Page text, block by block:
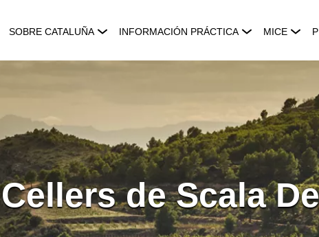
SOBRE CATALUÑA INFORMACIÓN PRÁCTICA MICE
Cellers de Scala